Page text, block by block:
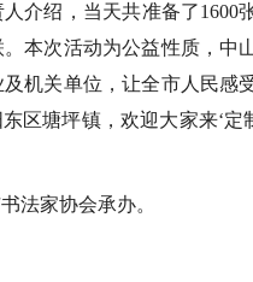
介绍，当天共准备了1600
本次活动为公益性质，中
机关单位，让全市人民感
区塘坪镇，欢迎大家来‘定
法家协会承办。